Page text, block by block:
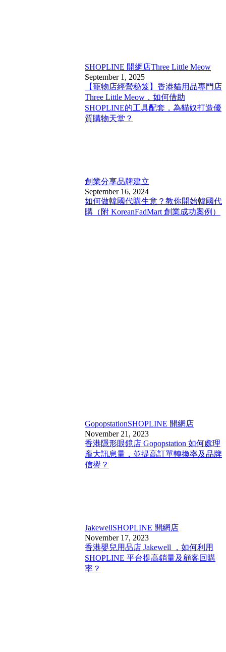
SHOPLINE 開網店Three Little Meow
September 1, 2025
【寵物店經營秘笈】香港貓用品專門店
Three Little Meow，如何借助
SHOPLINE的工具配套，為貓奴打造優
質購物天堂？
創業分享品牌建立
September 16, 2024
如何做韓國代購生意？教你開始韓國代
購（附 KoreanFadMart 創業成功案例）
GopopstationSHOPLINE 開網店
November 21, 2023
香港隱形眼鏡店 Gopopstation 如何處理
龐大訊息量，並提高訂單轉換率及品牌
信譽？
JakewellSHOPLINE 開網店
November 17, 2023
香港嬰兒用品店 Jakewell ，如何利用
SHOPLINE 平台提高銷量及顧客回購
率？